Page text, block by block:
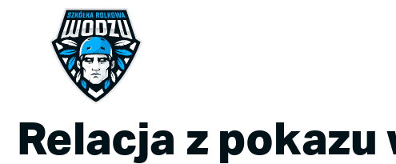
Relacja z pokazu